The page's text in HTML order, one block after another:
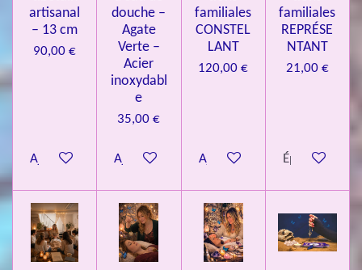
l
artisanal
– 13 cm
90,00 €
Ajouter au panier
douche –
Agate
Verte –
Acier
inoxydabl
e
35,00 €
Ajouter au panier
familiales
CONSTEL
LANT
120,00 €
Ajouter au panier
familiales
REPRÉSE
NTANT
21,00 €
Épuisé